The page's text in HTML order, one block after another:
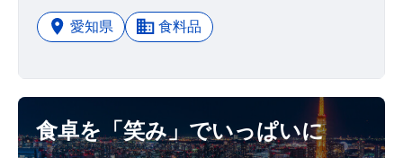
愛知県
食料品
食卓を「笑み」でいっぱいに